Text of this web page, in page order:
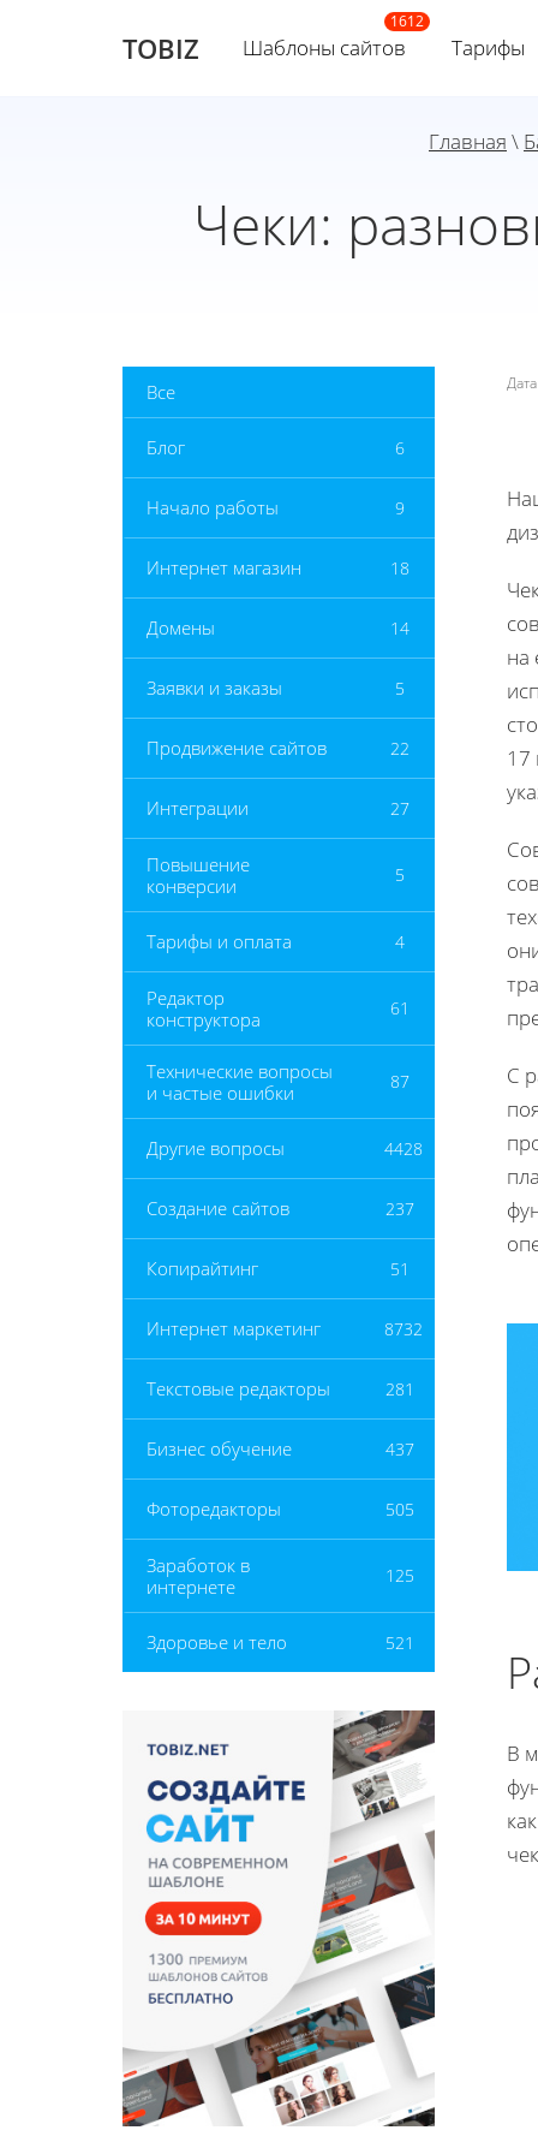
TOBIZ Шаблоны сайтов Тарифы
Главная \
Чеки:
Все
Блог 6
Начало работы 9
Интернет магазин 18
Домены 14
Заявки и заказы 5
Продвижение сайтов 22
Интеграции 27
Повышение
конверсии
5
Тарифы и оплата 4
Редактор
конструктора
61
Технические вопросы
и частые ошибки
87
Другие вопросы 4428
Создание сайтов 237
Копирайтинг 51
Интернет маркетинг 8732
Текстовые редакторы 281
Бизнес обучение 437
Фоторедакторы 505
Заработок в
интернете
125
Здоровье и тело 521
на
17
С
В